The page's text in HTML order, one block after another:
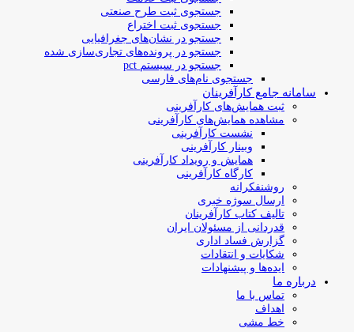
جستجوی ثبت طرح صنعتی
جستجوی ثبت اختراع
جستجو در نشان‌های جغرافیایی
جستجو در پرونده‌های تجاری‌سازی شده
جستجو در سیستم pct
جستجوی نام‌های فارسی
سامانه جامع کارآفرینان
ثبت همایش‌های کارآفرینی
مشاهده همایش‌های کارآفرینی
نشست کارآفرینی
وبینار کارآفرینی
همایش و رویداد کارآفرینی
کارگاه کارآفرینی
روشنفکرانه
ارسال سوژه‌ خبری
تالیف کتاب کارآفرینان
قدردانی از مسئولان ایران
گزارش فساد اداری
شکایات و انتقادات
ایده‌ها و پیشنهادات
درباره ما
تماس با ما
اهداف
خط مشی